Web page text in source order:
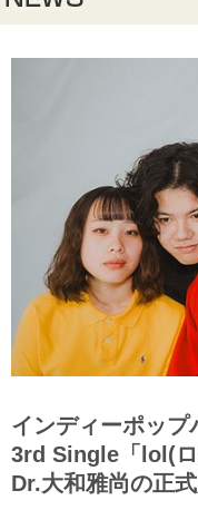
インディーポッ
3rd Single「lol(ロ
Dr.大和雅尚の正